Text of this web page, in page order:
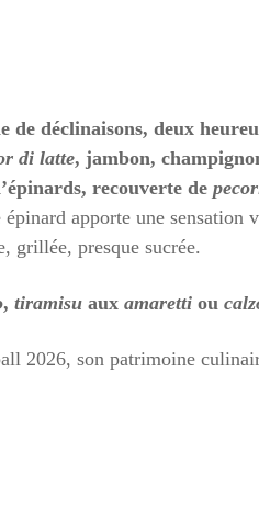
déclinaisons, deux
di latte, jambon,
recouverte de
apporte une sensation
grillée, presque sucrée.
, tiramisu aux amaretti ou
2026, son patrimoine